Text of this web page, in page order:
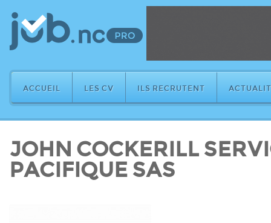
ACCUEIL LES CV ILS RECRUTENT
JOHN COCKERILL
PACIFIQUE SAS